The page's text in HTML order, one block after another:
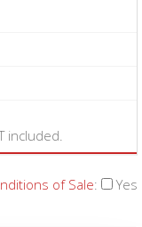
included.
of Sale: Yes